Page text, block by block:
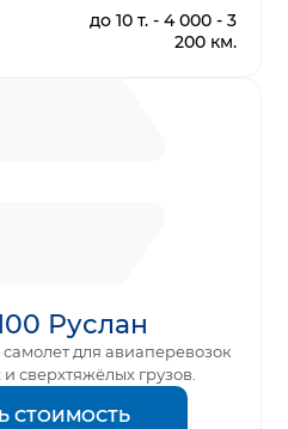
до 10 т. - 4 000 - 3
200 км.
Руслан
для авиаперевозок
сверхтяжёлых грузов.
СТОИМОСТЬ